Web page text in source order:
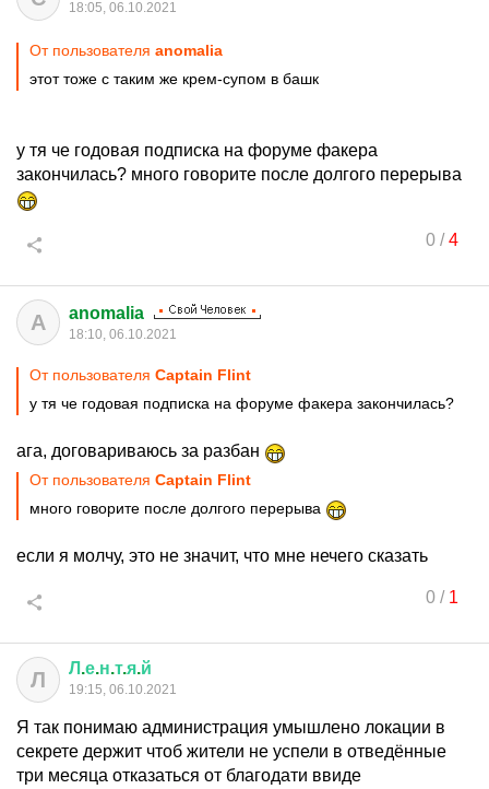
18:05, 06.10.2021
От пользователя anomalia
этот тоже с таким же крем-супом в башк
у тя че годовая подписка на форуме факера
закончилась? много говорите после долгого перерыва
0/4
A anomalia
18:10, 06.10.2021
От пользователя Captain Flint
у тя че годовая подписка на форуме факера закончилась?
ага, договариваюсь за разбан
От пользователя Captain Flint
много говорите после долгого перерыва
если я молчу, это не значит, что мне нечего сказать
0/ 1
Л Л .е.н.т.я.й
19:15, 06.10.2021
Я так понимаю администрация умышлено локации в
секрете держит чтоб жители не успели в отведённые
три месяца отказаться от благодати ввиде